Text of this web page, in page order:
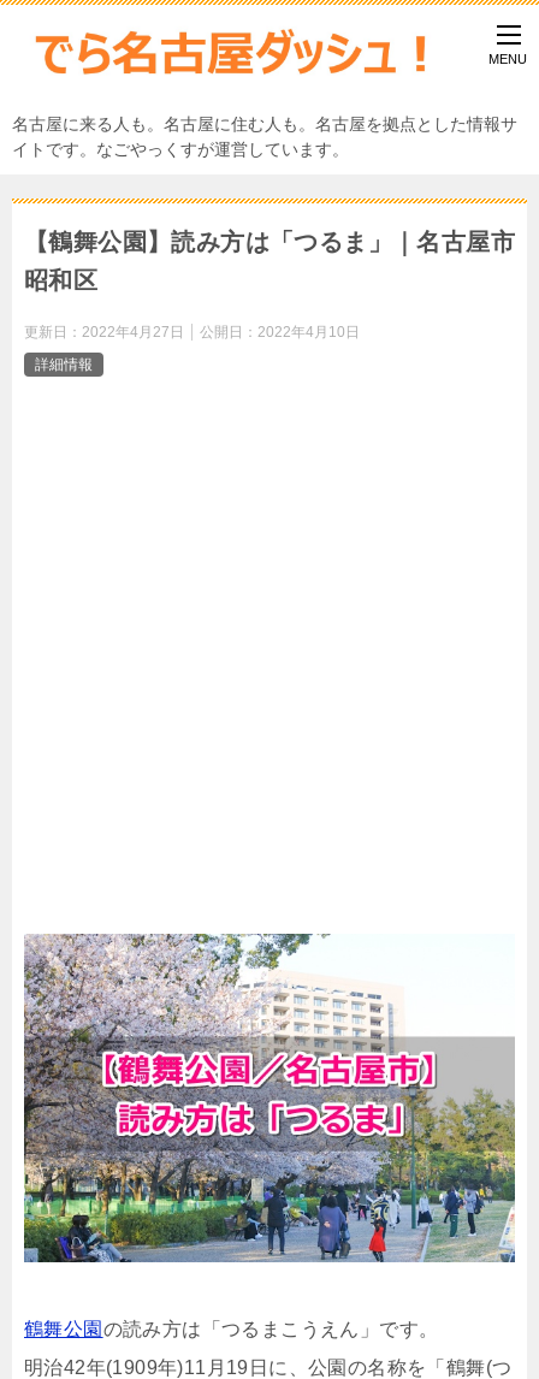
名古屋に来る人も。名古屋に住む人も。名古屋を拠点とした情報サ
イトです。なごやっくすが運営しています。
【鶴舞公園】読み方は「つるま」｜名古屋市
昭和区
更新日： 2022年4月27日 公開日： 2022年4月10日
詳細情報
鶴舞公園 の読み方は「つるまこうえん」です。
明治42年(1909年)11月19日に、公園の名称を「鶴舞(つ